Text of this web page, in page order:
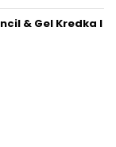
& Gel Kredka I